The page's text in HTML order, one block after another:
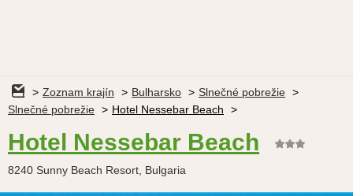
Zoznam krajín Bulharsko
Slnečné pobrežie
Slnečné pobrežie
Hotel Nessebar Beach
Hotel Nessebar Beach
8240 Sunny Beach Resort, Bulgaria